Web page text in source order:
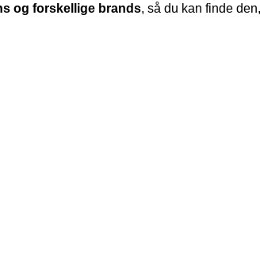
og forskellige brands, så du kan finde